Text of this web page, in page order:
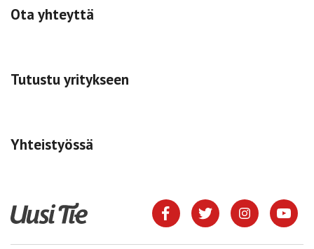
Ota yhteyttä
Tutustu yritykseen
Yhteistyössä